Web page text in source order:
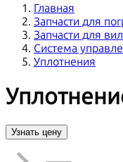
Главная
Запчасти для
Запчасти для
Система
Уплотнения
Узнать цену